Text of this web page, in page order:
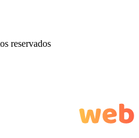
reservados